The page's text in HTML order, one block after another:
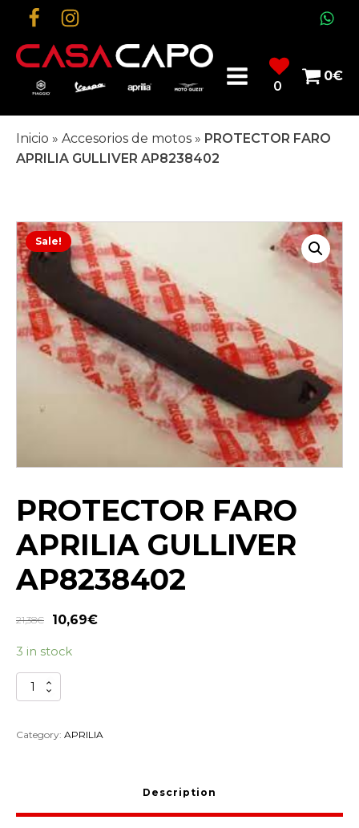
0
0€
Inicio » Accesorios de motos » PROTECTOR FARO
APRILIA GULLIVER AP8238402
Sale!
PROTECTOR FARO
APRILIA GULLIVER
AP8238402
21,38€ 10,69€
3 in stock
PROTECTOR
FARO
GULLIVER
Category: APRILIA
Description